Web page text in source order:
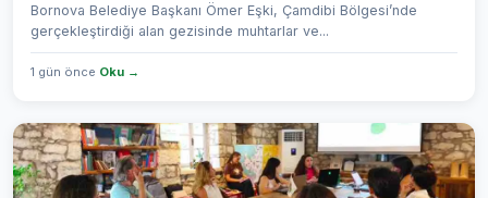
Bornova Belediye Başkanı Ömer Eşki, Çamdibi Bölgesi’nde
gerçekleştirdiği alan gezisinde muhtarlar ve...
1 gün önce Oku →